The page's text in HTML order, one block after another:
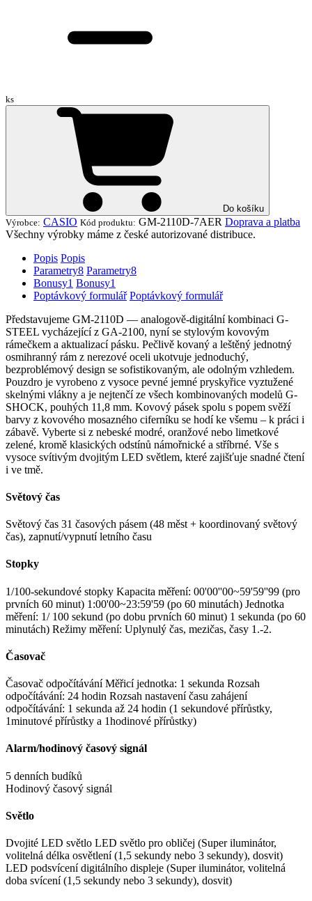
ks
Do košíku
Výrobce: CASIO Kód produktu: GM-2110D-7AER Doprava a platba
Všechny výrobky máme z české autorizované distribuce.
Popis Popis
Parametry8 Parametry8
Bonusy1 Bonusy1
Poptávkový formulář Poptávkový formulář
Představujeme GM-2110D — analogově-digitální kombinaci G-
STEEL vycházející z GA-2100, nyní se stylovým kovovým
rámečkem a aktualizací pásku. Pečlivě kovaný a leštěný jednotný
osmihranný rám z nerezové oceli ukotvuje jednoduchý,
bezproblémový design se sofistikovaným, ale odolným vzhledem.
Pouzdro je vyrobeno z vysoce pevné jemné pryskyřice vyztužené
skelnými vlákny a je nejtenčí ze všech kombinovaných modelů G-
SHOCK, pouhých 11,8 mm. Kovový pásek spolu s popem svěží
barvy z kovového mosazného ciferníku se hodí ke všemu – k práci i
zábavě. Vyberte si z nebeské modré, oranžové nebo limetkové
zelené, kromě klasických odstínů námořnické a stříbrné. Vše s
vysoce svítivým dvojitým LED světlem, které zajišťuje snadné čtení
i ve tmě.
Světový čas
Světový čas 31 časových pásem (48 měst + koordinovaný světový
čas), zapnutí/vypnutí letního času
Stopky
1/100-sekundové stopky Kapacita měření: 00'00''00~59'59''99 (pro
prvních 60 minut) 1:00'00~23:59'59 (po 60 minutách) Jednotka
měření: 1/ 100 sekund (po dobu prvních 60 minut) 1 sekunda (po 60
minutách) Režimy měření: Uplynulý čas, mezičas, časy 1.-2.
Časovač
Časovač odpočítávání Měřicí jednotka: 1 sekunda Rozsah
odpočítávání: 24 hodin Rozsah nastavení času zahájení
odpočítávání: 1 sekunda až 24 hodin (1 sekundové přírůstky,
1minutové přírůstky a 1hodinové přírůstky)
Alarm/hodinový časový signál
5 denních budíků
Hodinový časový signál
Světlo
Dvojité LED světlo LED světlo pro obličej (Super iluminátor,
volitelná délka osvětlení (1,5 sekundy nebo 3 sekundy), dosvit)
LED podsvícení digitálního displeje (Super iluminátor, volitelná
doba svícení (1,5 sekundy nebo 3 sekundy), dosvit)